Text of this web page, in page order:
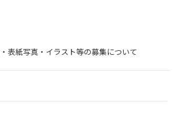
表紙写真・イラスト等の募集について